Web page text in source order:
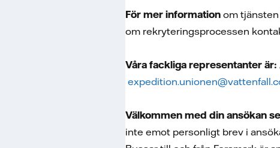
För mer information om
om rekryteringsprocessen
Våra fackliga representanter är:
Välkommen med din ansökan
inte emot personligt brev i